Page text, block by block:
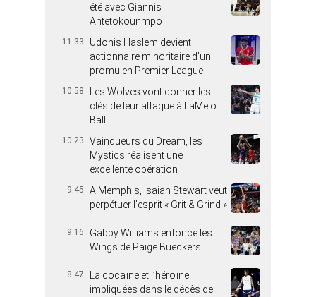
été avec Giannis
Antetokounmpo
11:33
Udonis Haslem devient
actionnaire minoritaire d’un
promu en Premier League
10:58
Les Wolves vont donner les
clés de leur attaque à LaMelo
Ball
10:23
Vainqueurs du Dream, les
Mystics réalisent une
excellente opération
9:45
A Memphis, Isaiah Stewart veut
perpétuer l’esprit « Grit & Grind »
9:16
Gabby Williams enfonce les
Wings de Paige Bueckers
8:47
La cocaïne et l’héroïne
impliquées dans le décès de